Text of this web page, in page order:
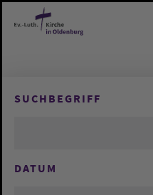
Zum Hauptinhalt springen
SUCHBEGRIFF
DATUM